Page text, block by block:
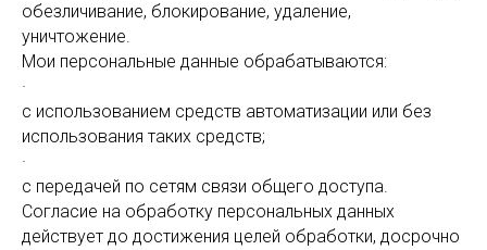
обезличивание, блокирование, удаление,
уничтожение.
Мои персональные данные обрабатываются:
·
с использованием средств автоматизации или без
использования таких средств;
·
с передачей по сетям связи общего доступа.
Согласие на обработку персональных данных
действует до достижения целей обработки, досрочно